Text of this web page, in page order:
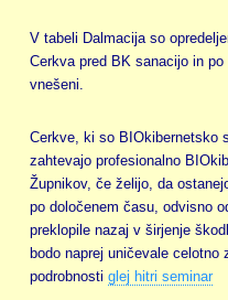
V tabeli Dalmacija so
Cerkva pred BK sanacijo in
vnešeni.
Cerkve, ki so BIOkibernetsko
zahtevajo profesionalno
Župnikov, če želijo, da
po določenem času, odvisno
preklopile nazaj v širjenje
bodo naprej uničevale
podrobnosti glej hitri seminar